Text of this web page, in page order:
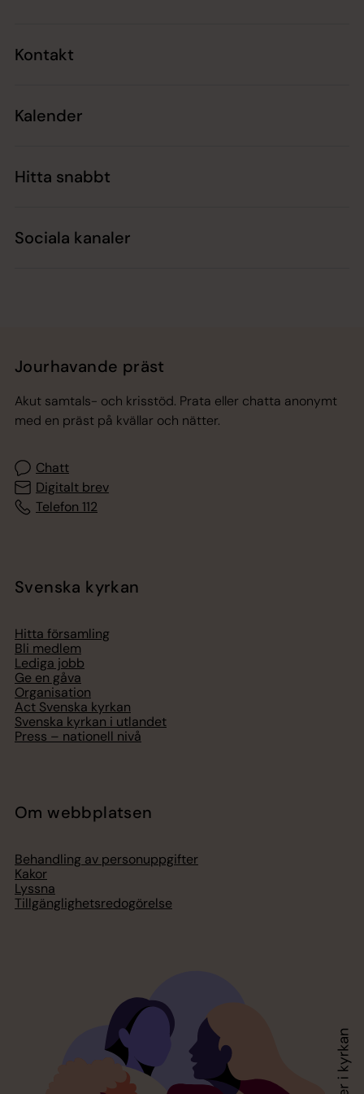
Kontakt
Kalender
Hitta snabbt
Sociala kanaler
Jourhavande präst
Akut samtals- och krisstöd. Prata eller chatta anonymt
med en präst på kvällar och nätter.
Chatt
Digitalt brev
Telefon 112
Svenska kyrkan
Hitta församling
Bli medlem
Lediga jobb
Ge en gåva
Organisation
Act Svenska kyrkan
Svenska kyrkan i utlandet
Press – nationell nivå
Om webbplatsen
Behandling av personuppgifter
Kakor
Lyssna
Tillgänglighetsredogörelse